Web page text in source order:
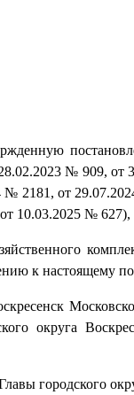
№ 909,
2181, от
10.03.2025 №
к настоящему
округа
городского